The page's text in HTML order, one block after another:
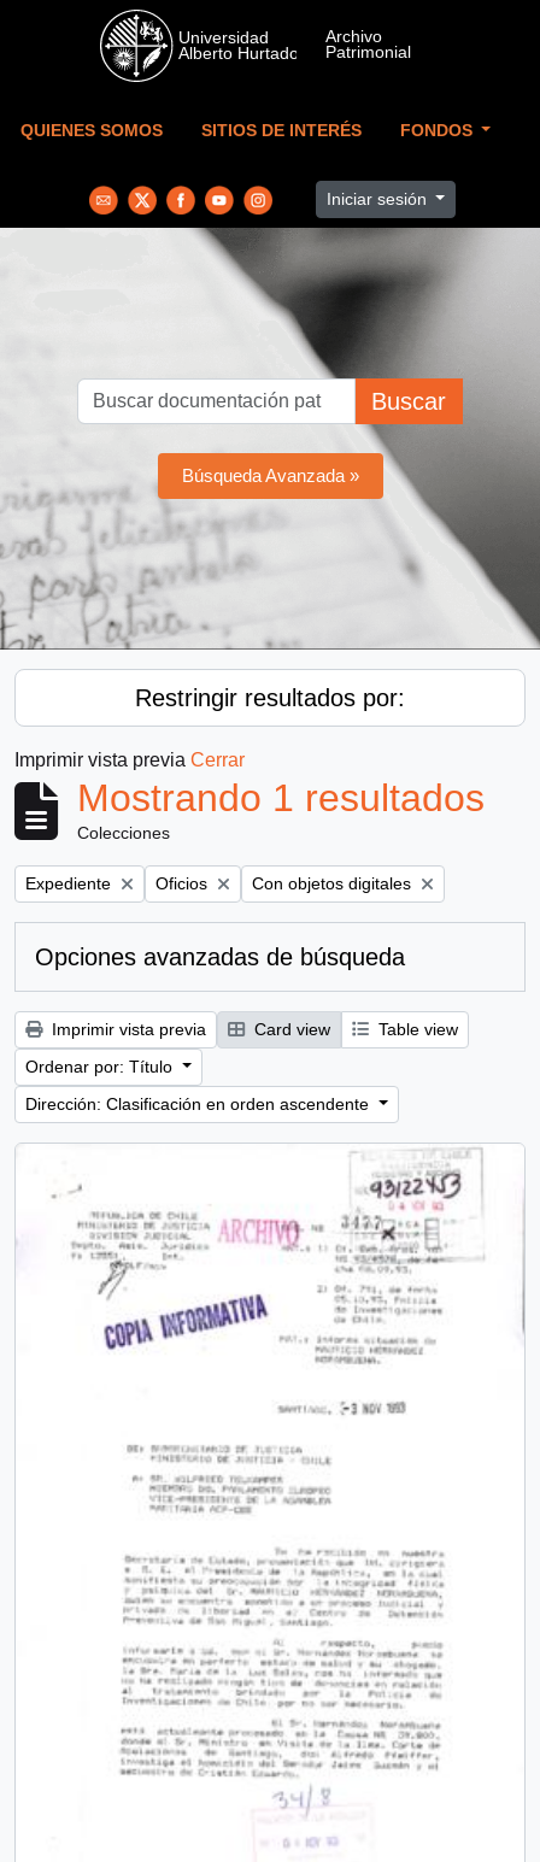
Skip to main content
QUIENES SOMOS SITIOS DE INTERÉS FONDOS
Iniciar sesión
Buscar
Búsqueda Avanzada »
Restringir resultados por:
Imprimir vista previa Cerrar
Mostrando 1 resultados
Colecciones
Remove filter:
Expediente Remove filter:
Oficios Remove filter:
Con objetos digitales
Opciones avanzadas de búsqueda
Imprimir vista previa Card view
Table view
Ordenar por: Título
Dirección: Clasificación en orden ascendente